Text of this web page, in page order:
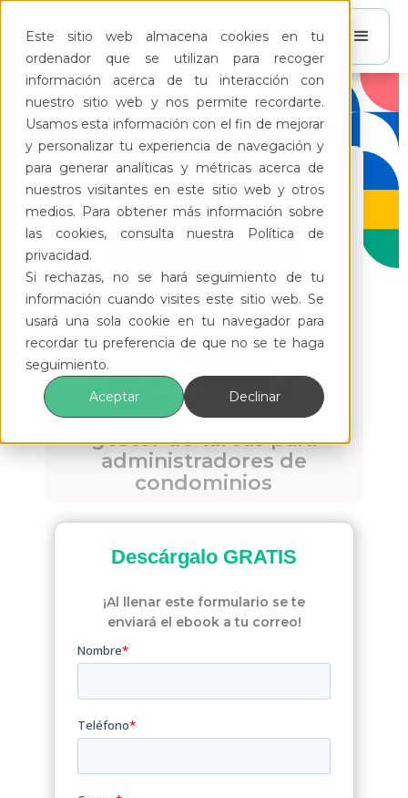
Este sitio web almacena cookies en tu
ordenador que se utilizan para recoger
información acerca de tu interacción con
nuestro sitio web y nos permite recordarte.
Usamos esta información con el fin de mejorar
y personalizar tu experiencia de navegación y
para generar analíticas y métricas acerca de
nuestros visitantes en este sitio web y otros
medios. Para obtener más información sobre
las cookies, consulta nuestra Política de
privacidad.
Si rechazas, no se hará seguimiento de tu
información cuando visites este sitio web. Se
usará una sola cookie en tu navegador para
recordar tu preferencia de que no se te haga
seguimiento.
Aceptar
Declinar
Conoce Swappi: El
gestor de tareas para
administradores de
condominios
Descárgalo GRATIS
¡Al llenar este formulario se te
enviará el ebook a tu correo!